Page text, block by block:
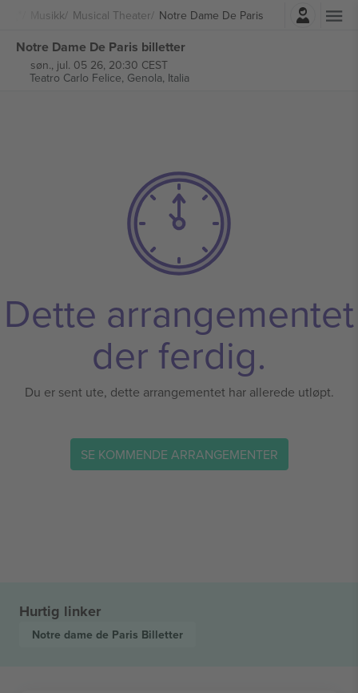
Musikk Musical Theater Notre Dame De Paris
Logg Inn
Notre Dame De Paris billetter
søn., jul. 05 26, 20:30 CEST
Teatro Carlo Felice, Genola, Italia
Dette arrangementet
der ferdig.
Du er sent ute, dette arrangementet har allerede utløpt.
SE KOMMENDE ARRANGEMENTER
Hurtig linker
Notre dame de Paris Billetter